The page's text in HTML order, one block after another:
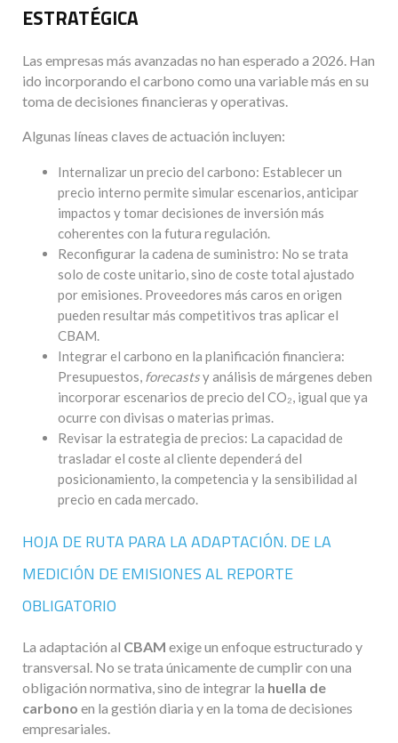
ESTRATÉGICA
Las empresas más avanzadas no han esperado a 2026. Han
ido incorporando el carbono como una variable más en su
toma de decisiones financieras y operativas.
Algunas líneas claves de actuación incluyen:
Internalizar un precio del carbono: Establecer un
precio interno permite simular escenarios, anticipar
impactos y tomar decisiones de inversión más
coherentes con la futura regulación.
Reconfigurar la cadena de suministro: No se trata
solo de coste unitario, sino de coste total ajustado
por emisiones. Proveedores más caros en origen
pueden resultar más competitivos tras aplicar el
CBAM.
Integrar el carbono en la planificación financiera:
Presupuestos, forecastsy análisis de márgenes deben
incorporar escenarios de precio del CO₂, igual que ya
ocurre con divisas o materias primas.
Revisar la estrategia de precios: La capacidad de
trasladar el coste al cliente dependerá del
posicionamiento, la competencia y la sensibilidad al
precio en cada mercado.
HOJA DE RUTA PARA LA ADAPTACIÓN. DE LA
MEDICIÓN DE EMISIONES AL REPORTE
OBLIGATORIO
La adaptación al CBAM exige un enfoque estructurado y
transversal. No se trata únicamente de cumplir con una
obligación normativa, sino de integrar la huella de
carbono en la gestión diaria y en la toma de decisiones
empresariales.